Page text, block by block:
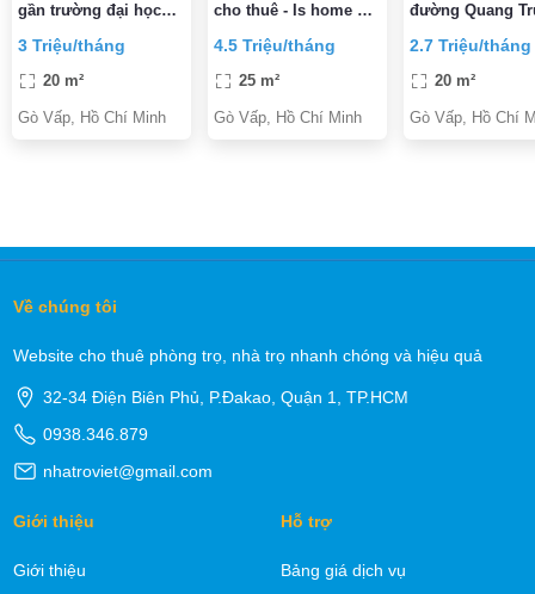
gần trường đại học
BV 185
3 Triệu/tháng
20 m²
Gò Vấp, Hồ Chí Minh
cho thuê - Is home Gò
4.5 Triệu/tháng
25 m²
Gò Vấp, Hồ Chí Minh
đường Quang
triệu/tháng
2.7 Triệu/tháng
20 m²
Gò Vấp, Hồ Chí
Về chúng tôi
Website cho thuê phòng trọ, nhà trọ nhanh chóng và hiệu quả
32-34 Điện Biên Phủ, P.Đakao, Quận 1, TP.HCM
0938.346.879
nhatroviet@gmail.com
Giới thiệu
Giới thiệu
Hỗ trợ
Bảng giá dịch vụ